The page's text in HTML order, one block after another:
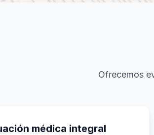
Ofrecemos
médica integral